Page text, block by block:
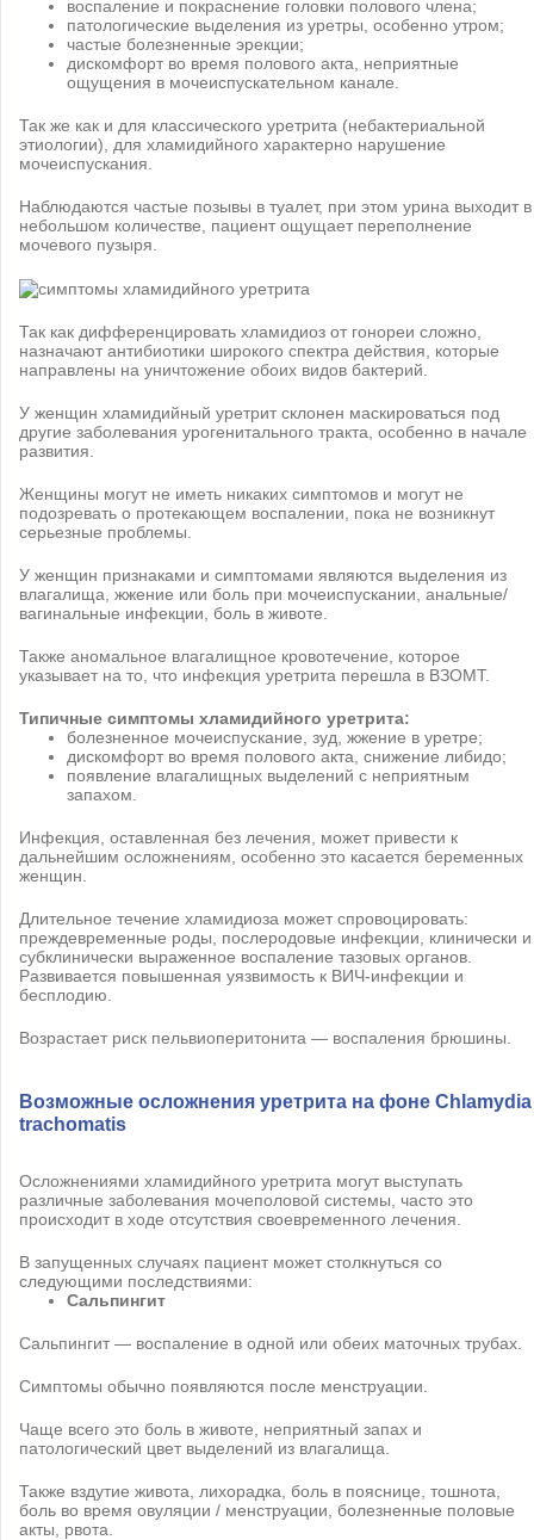
воспаление и покраснение головки полового члена;
патологические выделения из уретры, особенно утром;
частые болезненные эрекции;
дискомфорт во время полового акта, неприятные
ощущения в мочеиспускательном канале.
Так же как и для классического уретрита (небактериальной
этиологии), для хламидийного характерно нарушение
мочеиспускания.
Наблюдаются частые позывы в туалет, при этом урина выходит в
небольшом количестве, пациент ощущает переполнение
мочевого пузыря.
Так как дифференцировать хламидиоз от гонореи сложно,
назначают антибиотики широкого спектра действия, которые
направлены на уничтожение обоих видов бактерий.
У женщин хламидийный уретрит склонен маскироваться под
другие заболевания урогенитального тракта, особенно в начале
развития.
Женщины могут не иметь никаких симптомов и могут не
подозревать о протекающем воспалении, пока не возникнут
серьезные проблемы.
У женщин признаками и симптомами являются выделения из
влагалища, жжение или боль при мочеиспускании, анальные/
вагинальные инфекции, боль в животе.
Также аномальное влагалищное кровотечение, которое
указывает на то, что инфекция уретрита перешла в ВЗОМТ.
Типичные симптомы хламидийного уретрита:
болезненное мочеиспускание, зуд, жжение в уретре;
дискомфорт во время полового акта, снижение либидо;
появление влагалищных выделений с неприятным
запахом.
Инфекция, оставленная без лечения, может привести к
дальнейшим осложнениям, особенно это касается беременных
женщин.
Длительное течение хламидиоза может спровоцировать:
преждевременные роды, послеродовые инфекции, клинически и
субклинически выраженное воспаление тазовых органов.
Развивается повышенная уязвимость к ВИЧ-инфекции и
бесплодию.
Возрастает риск пельвиоперитонита — воспаления брюшины.
Возможные осложнения уретрита на фоне Chlamydia
trachomatis
Осложнениями хламидийного уретрита могут выступать
различные заболевания мочеполовой системы, часто это
происходит в ходе отсутствия своевременного лечения.
В запущенных случаях пациент может столкнуться со
следующими последствиями:
Сальпингит
Сальпингит — воспаление в одной или обеих маточных трубах.
Симптомы обычно появляются после менструации.
Чаще всего это боль в животе, неприятный запах и
патологический цвет выделений из влагалища.
Также вздутие живота, лихорадка, боль в пояснице, тошнота,
боль во время овуляции / менструации, болезненные половые
акты, рвота.